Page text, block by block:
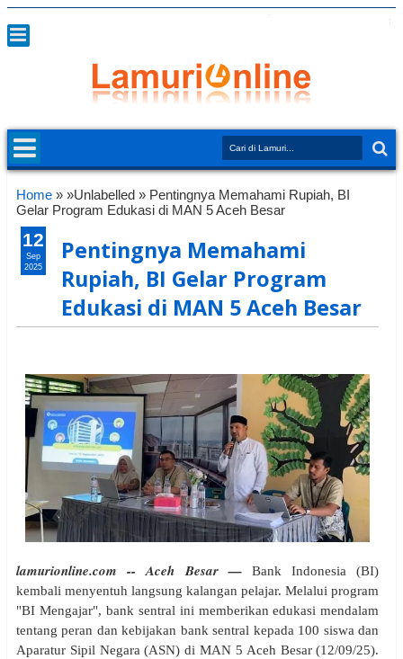
Home » »Unlabelled » Pentingnya Memahami Rupiah, BI
Gelar Program Edukasi di MAN 5 Aceh Besar
Pentingnya Memahami
Rupiah, BI Gelar Program
Edukasi di MAN 5 Aceh Besar
lamurionline.com -- Aceh Besar —
Bank Indonesia (BI)
kembali menyentuh langsung kalangan pelajar. Melalui program
"BI Mengajar", bank sentral ini memberikan edukasi mendalam
tentang peran dan kebijakan bank sentral kepada 100 siswa dan
Aparatur Sipil Negara (ASN) di MAN 5 Aceh Besar (12/09/25).
12
Sep
2025